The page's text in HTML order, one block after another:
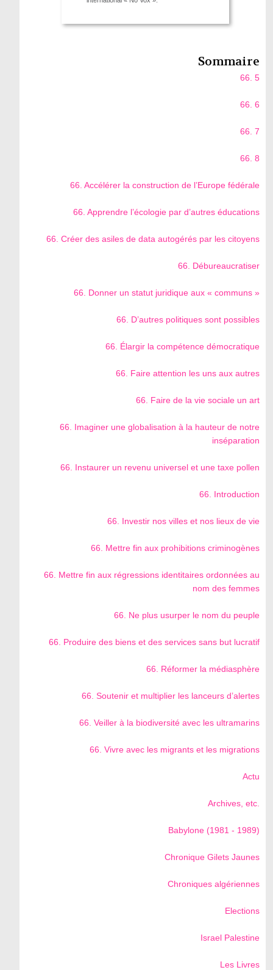
Sommaire
66. 5
66. 6
66. 7
66. 8
66. Accélérer la construction de l’Europe fédérale
66. Apprendre l’écologie par d’autres éducations
66. Créer des asiles de data autogérés par les citoyens
66. Débureaucratiser
66. Donner un statut juridique aux « communs »
66. D’autres politiques sont possibles
66. Élargir la compétence démocratique
66. Faire attention les uns aux autres
66. Faire de la vie sociale un art
66. Imaginer une globalisation à la hauteur de notre
inséparation
66. Instaurer un revenu universel et une taxe pollen
66. Introduction
66. Investir nos villes et nos lieux de vie
66. Mettre fin aux prohibitions criminogènes
66. Mettre fin aux régressions identitaires ordonnées au
nom des femmes
66. Ne plus usurper le nom du peuple
66. Produire des biens et des services sans but lucratif
66. Réformer la médiasphère
66. Soutenir et multiplier les lanceurs d’alertes
66. Veiller à la biodiversité avec les ultramarins
66. Vivre avec les migrants et les migrations
Actu
Archives, etc.
Babylone (1981 - 1989)
Chronique Gilets Jaunes
Chroniques algériennes
Elections
Israel Palestine
Les Livres